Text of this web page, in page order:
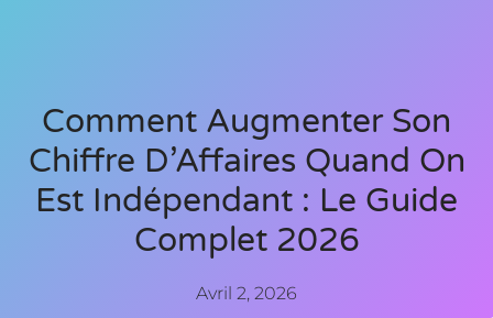
Comment Augmenter Son
Chiffre D’Affaires Quand On
Est Indépendant : Le Guide
Complet 2026
Avril 2, 2026